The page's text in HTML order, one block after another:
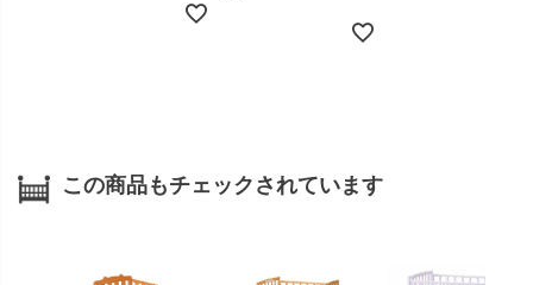
この商品もチェックされています